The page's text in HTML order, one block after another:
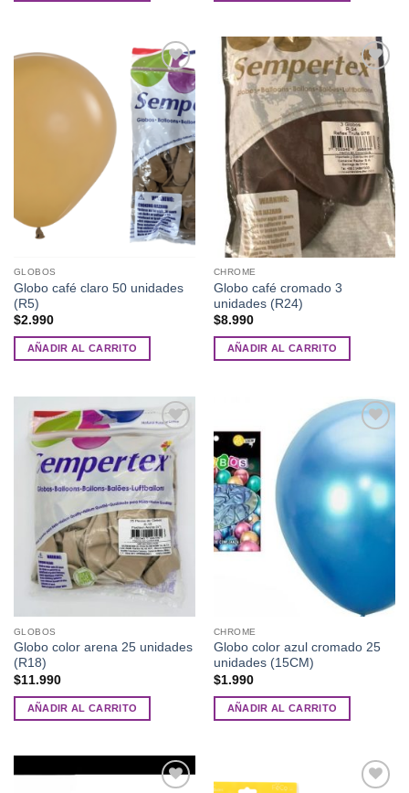
Añadir
a la
lista de
deseos
GLOBOS
Globo café claro 50 unidades
(R5)
$2.990
AÑADIR AL CARRITO
Añadir
a la
lista de
deseos
CHROME
Globo café cromado 3
unidades (R24)
$8.990
AÑADIR AL CARRITO
Añadir
a la
lista de
deseos
GLOBOS
Globo color arena 25 unidades
(R18)
$11.990
AÑADIR AL CARRITO
a la
lista de
deseos
CHROME
Globo color azul cromado 25
unidades (15CM)
$1.990
AÑADIR AL CARRITO